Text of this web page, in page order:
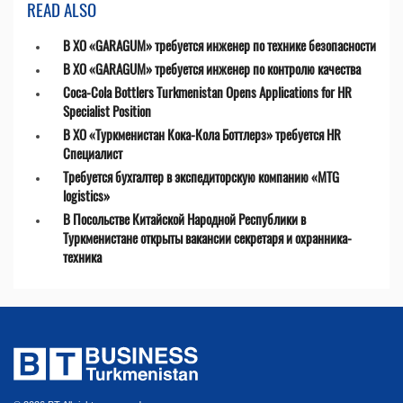
READ ALSO
В ХО «GARAGUM» требуется инженер по технике безопасности
В ХО «GARAGUM» требуется инженер по контролю качества
Coca-Cola Bottlers Turkmenistan Opens Applications for HR
Specialist Position
В ХО «Туркменистан Кока-Кола Боттлерз» требуется HR
Специалист
Требуется бухгалтер в экспедиторскую компанию «MTG
logistics»
В Посольстве Китайской Народной Республики в
Туркменистане открыты вакансии секретаря и охранника-
техника